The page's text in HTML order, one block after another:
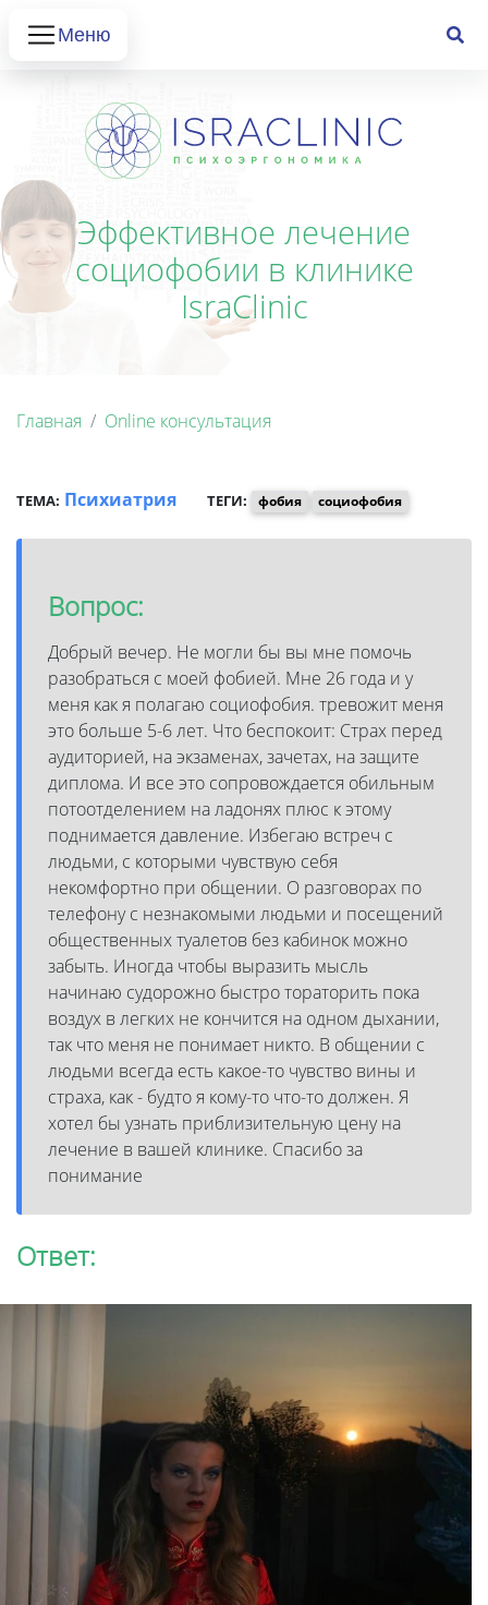
Меню
Эффективное лечение
социофобии в клинике
IsraClinic
Главная Online консультация
ТЕМА: Психиатрия ТЕГИ: фобия социофобия
Вопрос:
Добрый вечер. Не могли бы вы мне помочь
разобраться с моей фобией. Мне 26 года и у
меня как я полагаю социофобия. тревожит меня
это больше 5-6 лет. Что беспокоит: Страх перед
аудиторией, на экзаменах, зачетах, на защите
диплома. И все это сопровождается обильным
потоотделением на ладонях плюс к этому
поднимается давление. Избегаю встреч с
людьми, с которыми чувствую себя
некомфортно при общении. О разговорах по
телефону с незнакомыми людьми и посещений
общественных туалетов без кабинок можно
забыть. Иногда чтобы выразить мысль
начинаю судорожно быстро тораторить пока
воздух в легких не кончится на одном дыхании,
так что меня не понимает никто. В общении с
людьми всегда есть какое-то чувство вины и
страха, как - будто я кому-то что-то должен. Я
хотел бы узнать приблизительную цену на
лечение в вашей клинике. Спасибо за
понимание
Ответ: